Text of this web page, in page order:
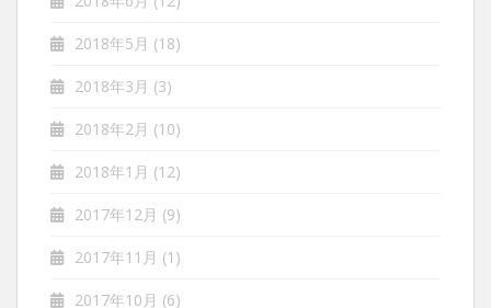
2018年5月 (18)
2018年3月 (3)
2018年2月 (10)
2018年1月 (12)
2017年12月 (9)
2017年11月 (1)
2017年10月 (6)